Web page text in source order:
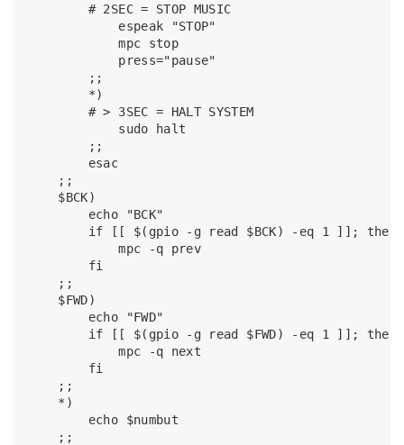
        # 2SEC = STOP MUSIC
            espeak "STOP"
            mpc stop
            press="pause"
        ;;
        *)
        # > 3SEC = HALT SYSTEM
            sudo halt
        ;;
        esac
    ;;
    $BCK)
        echo "BCK"
        if [[ $(gpio -g read $BCK) -eq 1 ]]; then
            mpc -q prev
        fi
    ;;
    $FWD)
        echo "FWD"
        if [[ $(gpio -g read $FWD) -eq 1 ]]; then
            mpc -q next
        fi
    ;;
    *)
        echo $numbut
    ;;